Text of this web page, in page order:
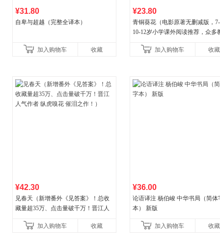
¥31.80
自卑与超越（完整全译本）
加入购物车 收藏
¥23.80
青铜葵花（电影原著无删减版，
10-12岁小学课外阅读推荐，众多
加入购物车
收藏
¥42.30
见春天（新增番外《见答案》！总收
藏量超35万、点击量破千万！晋江人
加入购物车
收藏
¥36.00
论语译注 杨伯峻 中华书局（简体
本） 新版
加入购物车 收藏